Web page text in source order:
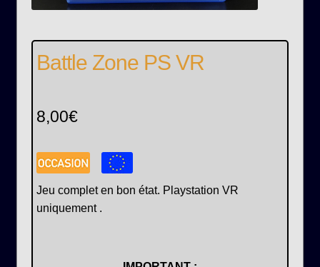
Battle Zone PS VR
8,00€
Jeu complet en bon état. Playstation VR
uniquement .